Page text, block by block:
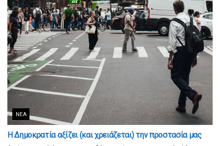
ΝΈΑ
Η Δημοκρατία αξίζει (και χρειάζεται) την προστασία μας